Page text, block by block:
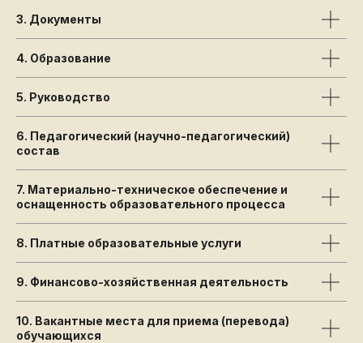
3. Документы
4. Образование
5. Руководство
6. Педагогический (научно-педагогический)
состав
7. Материально-техническое обеспечение и
оснащенность образовательного процесса
8. Платные образовательные услуги
9. Финансово-хозяйственная деятельность
10. Вакантные места для приема (перевода)
обучающихся